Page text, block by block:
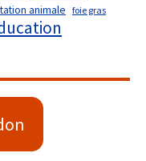
animale foie gras